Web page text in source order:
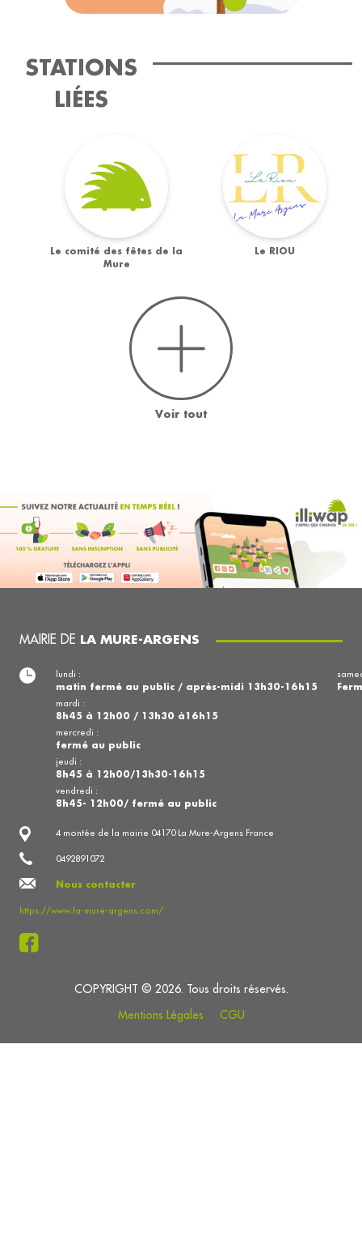
STATIONS
LIÉES
Le comité des fêtes de la
Mure
Le RIOU
Voir tout
MAIRIE DE LA MURE-ARGENS
4 montée de la mairie 04170 La Mure-Argens France
0492891072
Nous contacter
https://www.la-mure-argens.com/
lundi :
matin fermé au public / après-midi 13h30-16h15
mardi :
8h45 à 12h00 / 13h30 à16h15
mercredi :
fermé au public
jeudi :
8h45 à 12h00/13h30-16h15
vendredi :
8h45- 12h00/ fermé au public
COPYRIGHT © 2026. Tous droits réservés.
Mentions Légales
CGU